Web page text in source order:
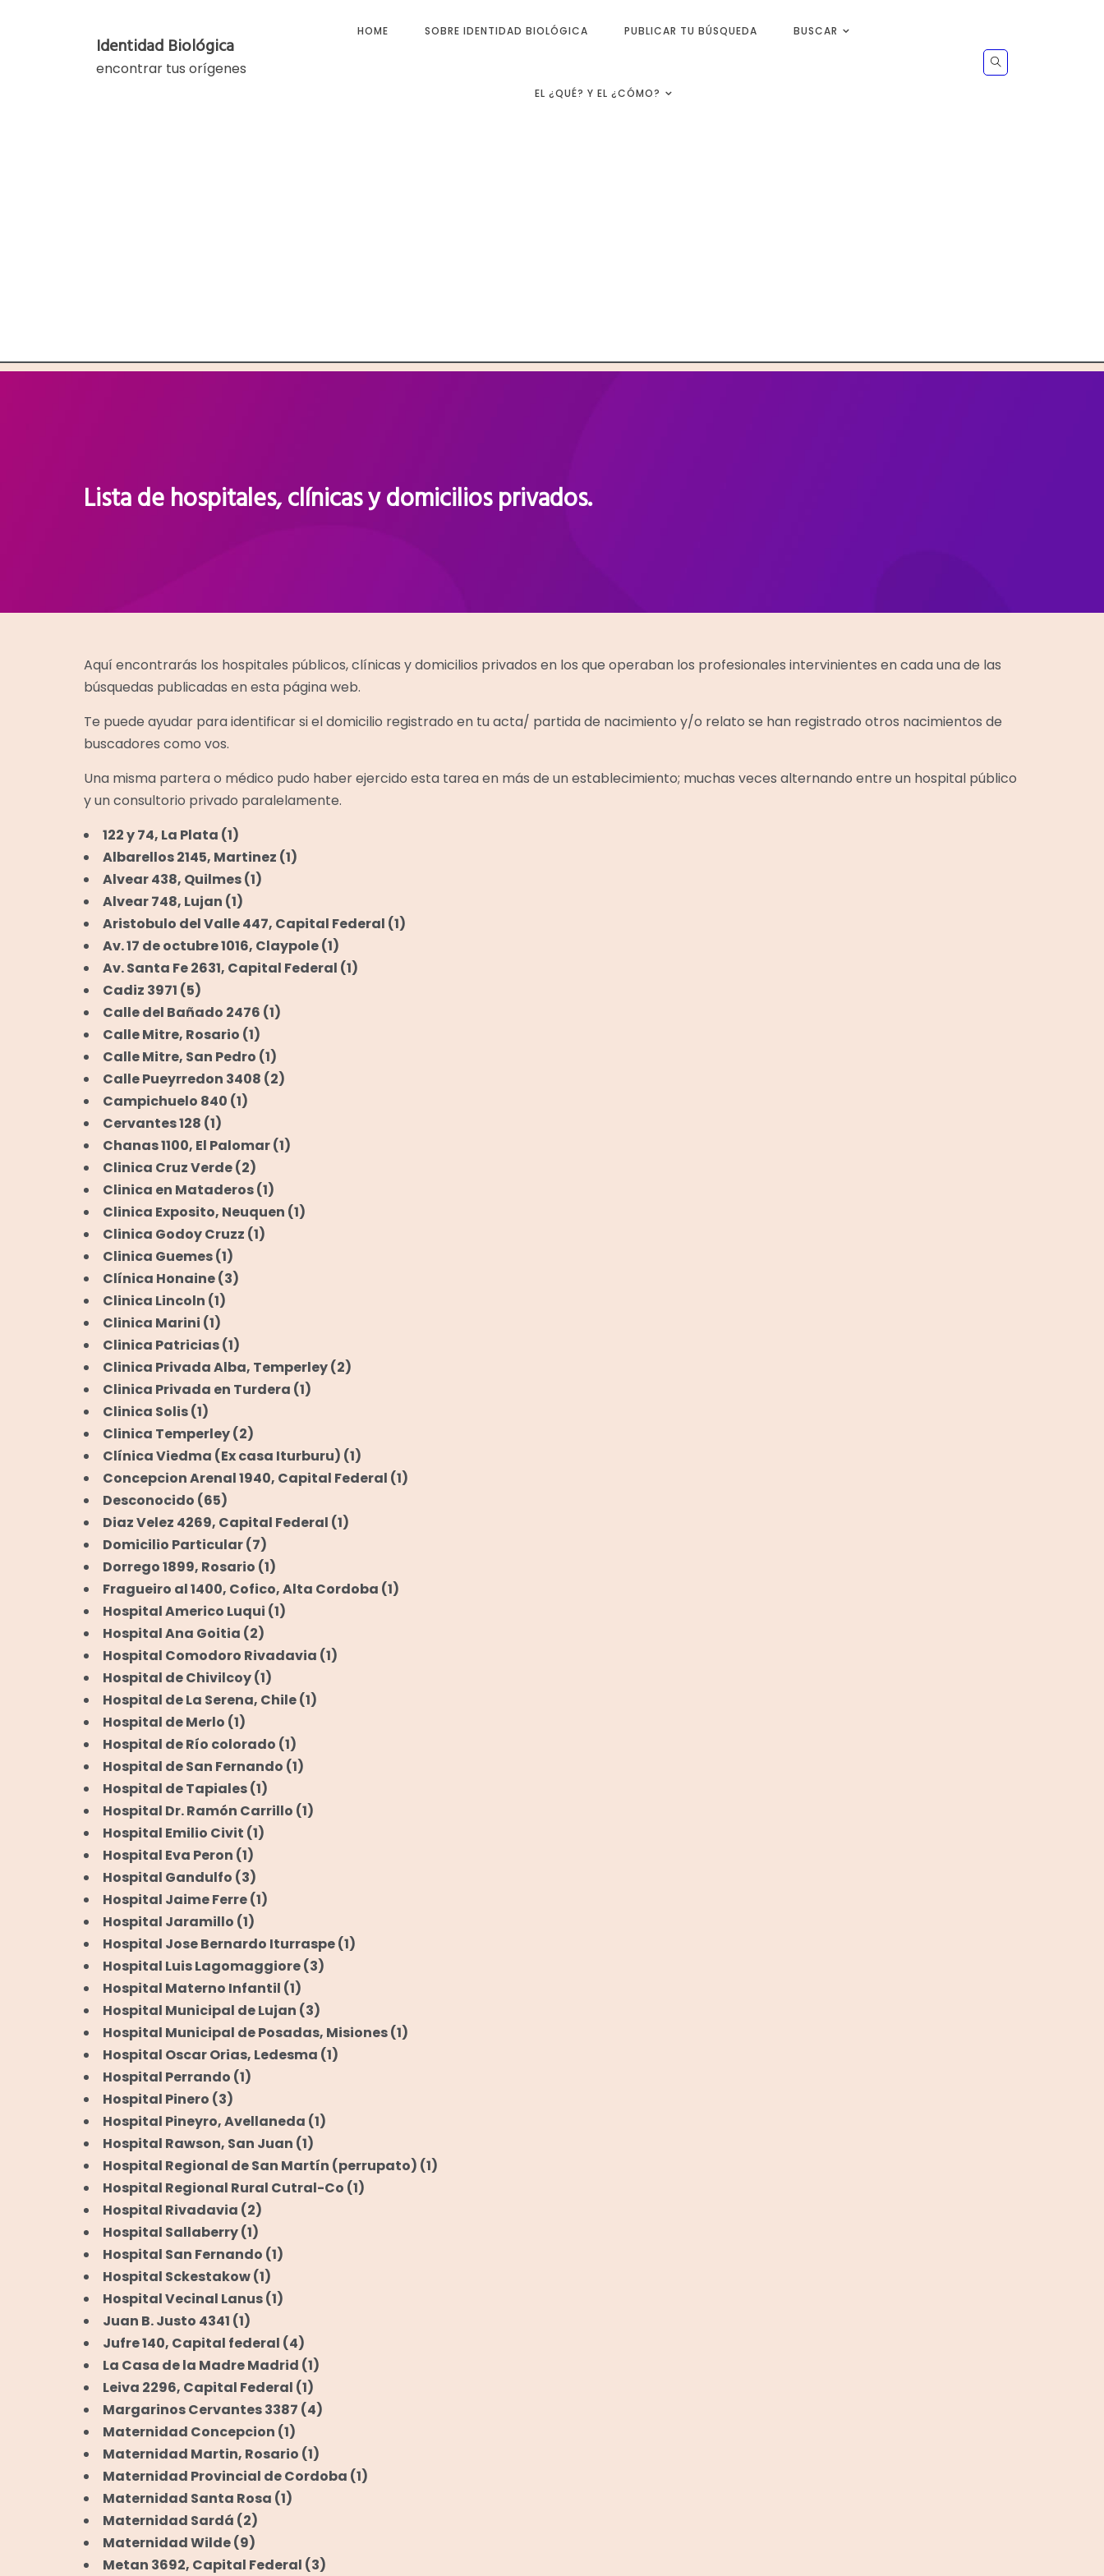
Identidad Biológica
encontrar tus orígenes
HOME SOBRE IDENTIDAD BIOLÓGICA PUBLICAR TU BÚSQUEDA BUSCAR
EL ¿QUÉ? Y EL ¿CÓMO?
Lista de hospitales, clínicas y domicilios privados.
Aquí encontrarás los hospitales públicos, clínicas y domicilios privados en los que operaban los profesionales intervinientes en cada una de las
búsquedas publicadas en esta página web.
Te puede ayudar para identificar si el domicilio registrado en tu acta/ partida de nacimiento y/o relato se han registrado otros nacimientos de
buscadores como vos.
Una misma partera o médico pudo haber ejercido esta tarea en más de un establecimiento; muchas veces alternando entre un hospital público
y un consultorio privado paralelamente.
122 y 74, La Plata (1)
Albarellos 2145, Martinez (1)
Alvear 438, Quilmes(1)
Alvear 748, Lujan (1)
Aristobulo del Valle 447, Capital Federal (1)
Av. 17 de octubre 1016, Claypole(1)
Av. Santa Fe 2631, Capital Federal (1)
Cadiz 3971 (5)
Calle del Bañado 2476 (1)
Calle Mitre, Rosario (1)
Calle Mitre, San Pedro (1)
Calle Pueyrredon 3408 (2)
Campichuelo 840 (1)
Cervantes 128 (1)
Chanas 1100, El Palomar(1)
Clinica Cruz Verde(2)
Clinica en Mataderos(1)
Clinica Exposito, Neuquen (1)
Clinica Godoy Cruzz (1)
Clinica Guemes(1)
Clínica Honaine(3)
Clinica Lincoln (1)
Clinica Marini (1)
Clinica Patricias(1)
Clinica Privada Alba, Temperley(2)
Clinica Privada en Turdera (1)
Clinica Solis(1)
Clinica Temperley(2)
Clínica Viedma (Ex casa Iturburu) (1)
Concepcion Arenal 1940, Capital Federal (1)
Desconocido (65)
Diaz Velez 4269, Capital Federal (1)
Domicilio Particular(7)
Dorrego 1899, Rosario (1)
Fragueiro al 1400, Cofico, Alta Cordoba (1)
Hospital Americo Luqui (1)
Hospital Ana Goitia (2)
Hospital Comodoro Rivadavia (1)
Hospital de Chivilcoy(1)
Hospital de La Serena, Chile(1)
Hospital de Merlo (1)
Hospital de Río colorado (1)
Hospital de San Fernando (1)
Hospital de Tapiales(1)
Hospital Dr. Ramón Carrillo (1)
Hospital Emilio Civit (1)
Hospital Eva Peron (1)
Hospital Gandulfo (3)
Hospital Jaime Ferre(1)
Hospital Jaramillo (1)
Hospital Jose Bernardo Iturraspe(1)
Hospital Luis Lagomaggiore(3)
Hospital Materno Infantil (1)
Hospital Municipal de Lujan (3)
Hospital Municipal de Posadas, Misiones(1)
Hospital Oscar Orias, Ledesma (1)
Hospital Perrando (1)
Hospital Pinero (3)
Hospital Pineyro, Avellaneda (1)
Hospital Rawson, San Juan (1)
Hospital Regional de San Martín (perrupato) (1)
Hospital Regional Rural Cutral-Co (1)
Hospital Rivadavia (2)
Hospital Sallaberry(1)
Hospital San Fernando (1)
Hospital Sckestakow(1)
Hospital Vecinal Lanus(1)
Juan B. Justo 4341 (1)
Jufre 140, Capital federal (4)
La Casa de la Madre Madrid (1)
Leiva 2296, Capital Federal (1)
Margarinos Cervantes 3387 (4)
Maternidad Concepcion (1)
Maternidad Martin, Rosario (1)
Maternidad Provincial de Cordoba (1)
Maternidad Santa Rosa (1)
Maternidad Sardá (2)
Maternidad Wilde(9)
Metan 3692, Capital Federal (3)